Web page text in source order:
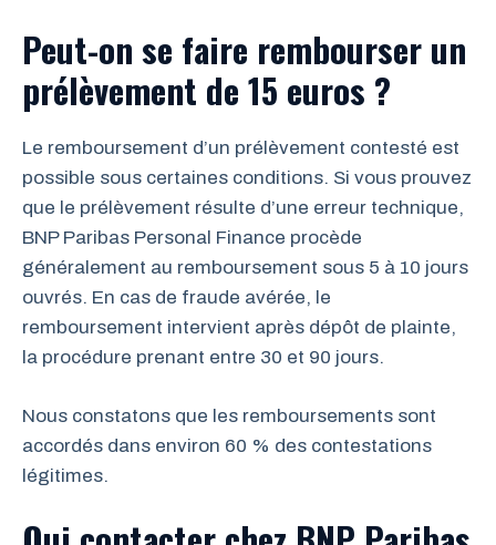
Peut-on se faire rembourser un
prélèvement de 15 euros ?
Le remboursement d’un prélèvement contesté est
possible sous certaines conditions. Si vous prouvez
que le prélèvement résulte d’une erreur technique,
BNP Paribas Personal Finance procède
généralement au remboursement sous 5 à 10 jours
ouvrés. En cas de fraude avérée, le
remboursement intervient après dépôt de plainte,
la procédure prenant entre 30 et 90 jours.
Nous constatons que les remboursements sont
accordés dans environ 60 % des contestations
légitimes.